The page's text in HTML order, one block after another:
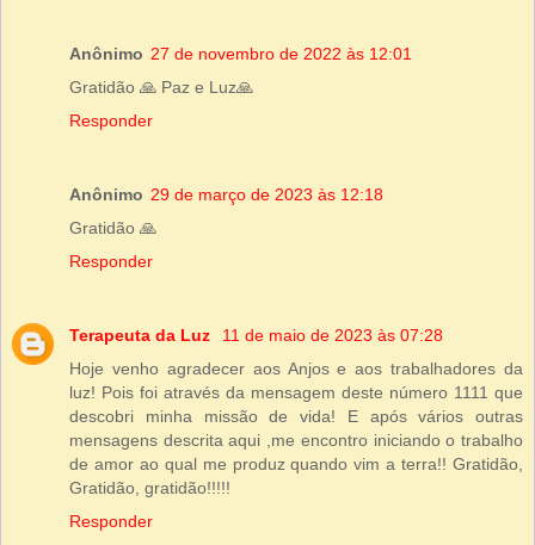
Anônimo 27 de novembro de 2022 às 12:01
Gratidão 🙏 Paz e Luz🙏
Responder
Anônimo 29 de março de 2023 às 12:18
Gratidão 🙏
Responder
Terapeuta da Luz
11 de maio de 2023 às 07:28
Hoje venho agradecer aos Anjos e aos trabalhadores da
luz! Pois foi através da mensagem deste número 1111 que
descobri minha missão de vida! E após vários outras
mensagens descrita aqui ,me encontro iniciando o trabalho
de amor ao qual me produz quando vim a terra!! Gratidão,
Gratidão, gratidão!!!!!
Responder